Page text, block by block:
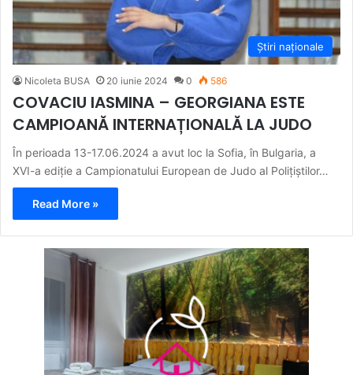
Știri naționale
Nicoleta BUSA 20 iunie 2024 0 586
COVACIU IASMINA – GEORGIANA ESTE
CAMPIOANĂ INTERNAȚIONALĂ LA JUDO
În perioada 13-17.06.2024 a avut loc la Sofia, în Bulgaria, a
XVI-a ediție a Campionatului European de Judo al Polițiștilor…
Read More »